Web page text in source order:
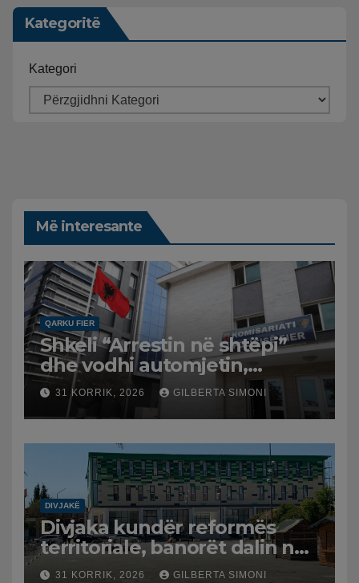
Kategoritë
Kategori
Më interesante
QARKU FIER
Shkeli “Arrestin në shtëpi”
dhe vodhi automjetin,
arrestohet 43-vjeçari
31 KORRIK, 2026 GILBERTA SIMONI
DIVJAKË
Divjaka kundër reformës
territoriale, banorët dalin në
protestë.
31 KORRIK, 2026 GILBERTA SIMONI